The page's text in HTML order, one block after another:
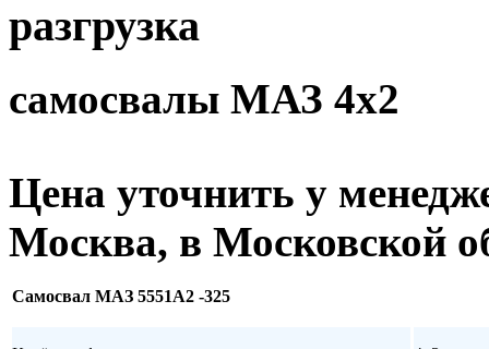
разгрузка
самосвалы МАЗ 4х2
Цена уточнить у
Москва, в Московской
Самосвал МАЗ 5551А2 -325